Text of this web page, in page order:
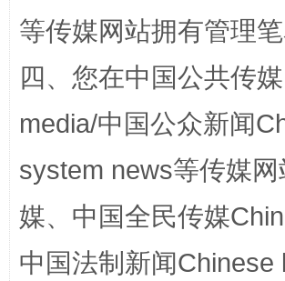
国家大学科技园优化重塑工作
等传媒网站拥有管理
四、您在中国公共传
media/中国公众新闻
system news等传媒
媒、中国全民传媒
中国法制新闻